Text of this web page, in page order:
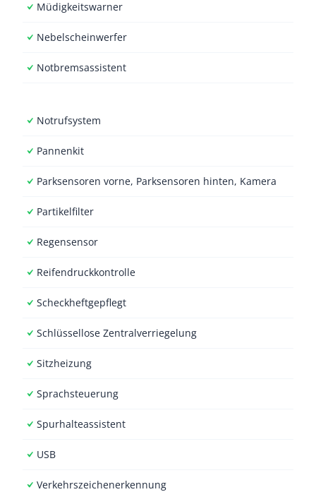
Müdigkeitswarner
Nebelscheinwerfer
Notbremsassistent
Notrufsystem
Pannenkit
Parksensoren vorne, Parksensoren hinten, Kamera
Partikelfilter
Regensensor
Reifendruckkontrolle
Scheckheftgepflegt
Schlüssellose Zentralverriegelung
Sitzheizung
Sprachsteuerung
Spurhalteassistent
USB
Verkehrszeichenerkennung